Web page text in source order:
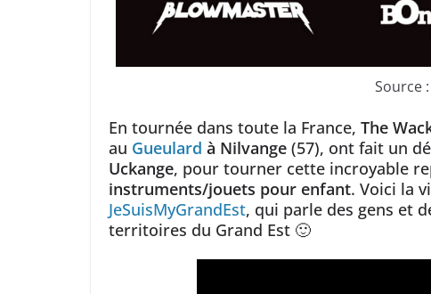
Source
En tournée dans toute la France, The
au Gueulard à Nilvange (57), ont fait un
Uckange, pour tourner cette incroyable
instruments/jouets pour enfant. Voici la
JeSuisMyGrandEst, qui parle des gens et
territoires du Grand Est 🙂